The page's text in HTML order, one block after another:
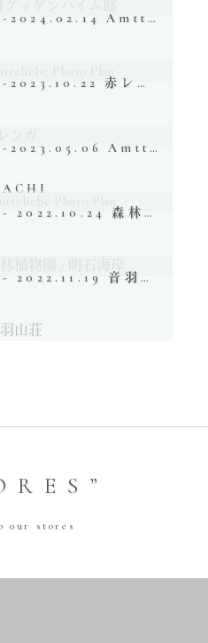
Amtteliebe Photo Plan
赤レンガ
Amtteliebe Photo Plan
森林植物園 / 明石海岸
音羽山荘
our stores